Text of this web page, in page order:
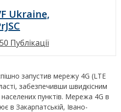
Ukraine,
Публікації
запустив мережу 4G (LTE
забезпечивши швидкісним
пунктів. Мережа 4G в
в Закарпатській, Івано-